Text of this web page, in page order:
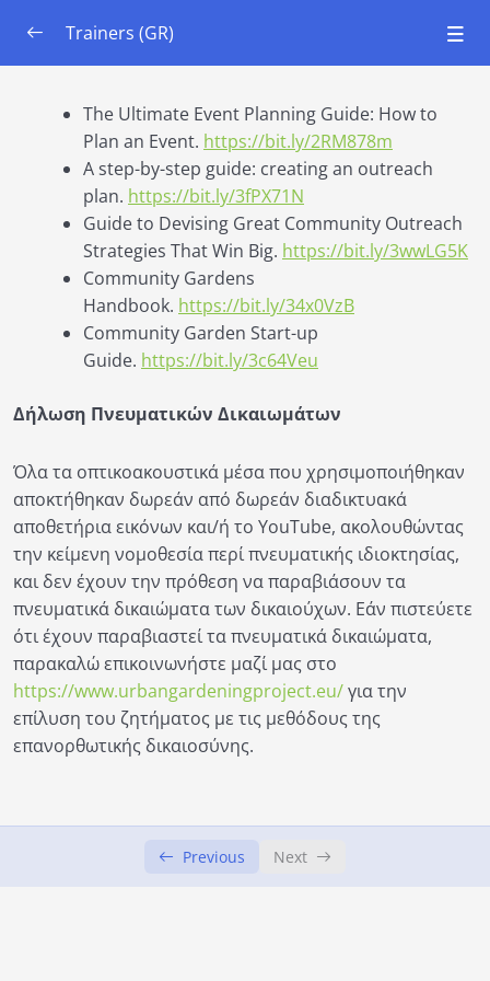
Ενότητα 2: Βασικά στοιχεία Οικολογίας και
Εδάφους
Ενότητα 3: Αστικής Κηπουρικής |
Εγκατάσταση
0/6
Ενότητα 4: Αστική Κηπουρική | Συντήρηση
Κεφάλαιο 1: Στρατηγικές Συμμετοχής
πνεύμα και κινώντας το ενδιαφέρον της
Κεφάλαιο 3: Διοργάνωση δραστηριοτήτων
για αστικούς κήπους
00:00
Κεφάλαιο 4: Σχέδιο για την Έκταση της
Δραστηριότητας
00:00
Μαθησιακοί Στόχοι
Σύνδεσμοι
Trainers (GR)
The Ultimate Event Planning Guide: How to
Plan an Event. https://bit.ly/2RM878m
A step-by-step guide: creating an outreach
plan. https://bit.ly/3fPX71N
Guide to Devising Great Community Outreach
Strategies That Win Big. https://bit.ly/3wwLG5K
Community Gardens
Handbook. https://bit.ly/34x0VzB
Community Garden Start-up
Guide. https://bit.ly/3c64Veu
Δήλωση Πνευματικών Δικαιωμάτων
Όλα τα οπτικοακουστικά μέσα που χρησιμοποιήθηκαν
αποκτήθηκαν δωρεάν από δωρεάν διαδικτυακά
αποθετήρια εικόνων και/ή το YouTube, ακολουθώντας
την κείμενη νομοθεσία περί πνευματικής ιδιοκτησίας,
και δεν έχουν την πρόθεση να παραβιάσουν τα
πνευματικά δικαιώματα των δικαιούχων. Εάν πιστεύετε
ότι έχουν παραβιαστεί τα πνευματικά δικαιώματα,
παρακαλώ επικοινωνήστε μαζί μας στο
https://www.urbangardeningproject.eu/για την
επίλυση του ζητήματος με τις μεθόδους της
επανορθωτικής δικαιοσύνης.
Previous Next